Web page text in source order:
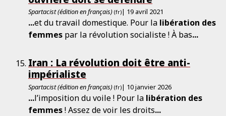
Spartacist (édition en français) (fr)| 19 avril 2021
...et du travail domestique. Pour la libération des
femmes par la révolution socialiste ! À bas...
Iran : La révolution doit être anti-
impérialiste
Spartacist (édition en français) (fr)| 10 janvier 2026
...l’imposition du voile ! Pour la libération des
femmes! Assez de voir les droits...